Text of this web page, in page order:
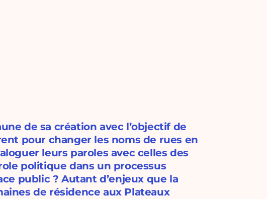
de sa création avec l’objectif de
pour changer les noms de rues en
leurs paroles avec celles des
politique dans un processus
public ? Autant d’enjeux que la
de résidence aux Plateaux